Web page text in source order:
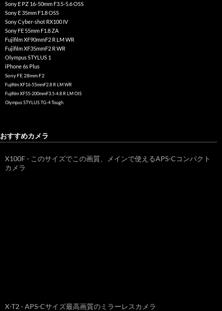
Sony E PZ 16-50mm F3.5-5.6 OSS
Sony E 35mm F1.8 OSS
Sony Cyber-shot RX100 IV
Sony FE 55mm F1.8 ZA
Fujifilm XF90mmF2 R LM WR
Fujifilm XF35mmF2 R WR
Olympus STYLUS 1
iPhone 6s Plus
Sony FE 28mm F2
Fujifilm XF16-55mmF2.8 R LM WR
Fujifilm XF55-200mmF3.5-4.8 R LM OIS
Olympus STYLUS TG-4 Tough
おすすめカメラ
X100F - このサイズでこの画質、メインで使えるAPS-Cコンパクト
カメラ
X-T2 - APS-Cサイズ最高画質のミラーレスカメラ